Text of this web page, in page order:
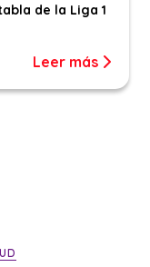
de la Liga 1
Leer más